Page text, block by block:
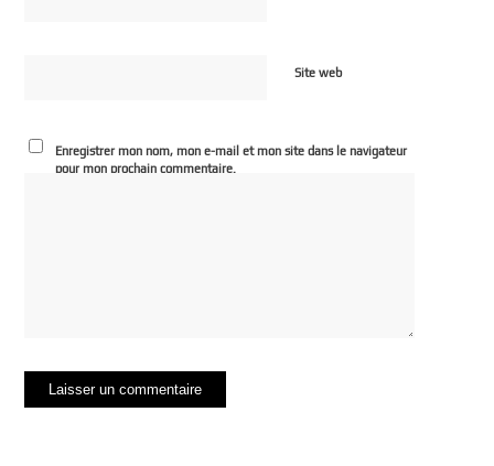
Site web
Enregistrer mon nom, mon e-mail et mon site dans le navigateur
pour mon prochain commentaire.